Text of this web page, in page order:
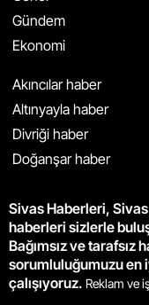
Gündem
Ekonomi
Akıncılar haber
Altınyayla haber
Divriği haber
Doğanşar haber
Sivas Haberleri,
haberleri sizlerle
Bağımsız ve tarafsız
sorumluluğumuzu en
çalışıyoruz. Reklam ve